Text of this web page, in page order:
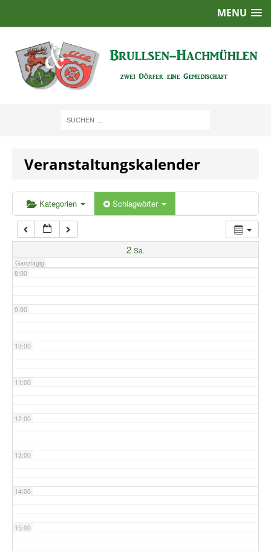
MENU
Veranstaltungskalender
Kategorien Schlagwörter
2 Sa.
Ganztägig
2:00
5:00
6:00
7:00
8:00
9:00
10:00
11:00
12:00
13:00
14:00
15:00